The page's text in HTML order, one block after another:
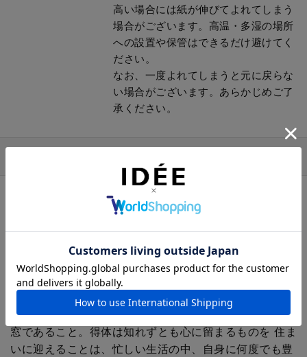
高い場合には紙が伸びてよれてしまう
場合がございます。高温・多湿の場所
への設置や保管はできるだけ避けてく
ださい。
なお、一度よれてしまうと元に戻らな
い場合がございます。あらかじめご了
承ください。
2023年11月、イデーショップ 自由が丘店にて開催の展
覧会「Guide」出展作品。
世の中の全ての創作と同様に、生を支える一瞬の喜びや
気づきは近くにあることを再認識するひとつのきっかけ
であれば幸いです。それは私の制作の過程でもあり願い
そのものです。
自然と繋がり生きていることや、心の自由を感じられる
窓であること。得体は知れずとも心に留まるものを 住ま
いに迎えることは、忙しい生活の中、自身に何度でも豊